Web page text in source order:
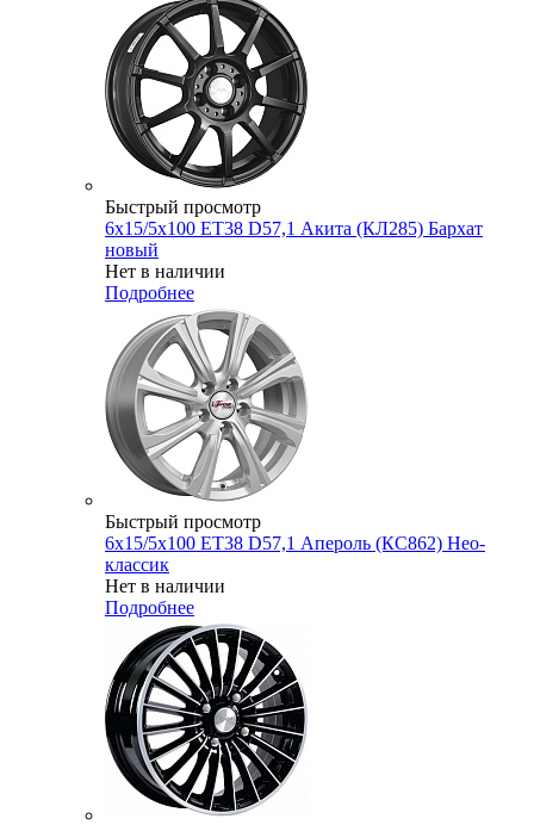
Быстрый просмотр
6x15/5x100 ET38 D57,1 Акита (КЛ285) Бархат
новый
Нет в наличии
Подробнее
Быстрый просмотр
6x15/5x100 ET38 D57,1 Апероль (КС862) Нео-
классик
Нет в наличии
Подробнее